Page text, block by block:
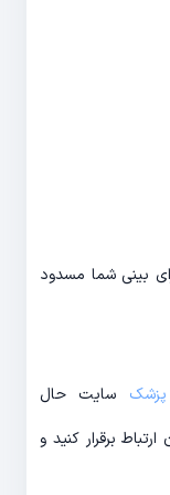
بینی شما مسدود
پزشک سایت حال
برقرار کنید و